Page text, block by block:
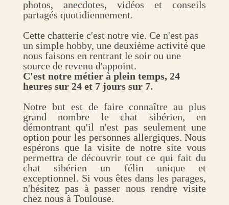
photos, anecdotes, vidéos et conseils
partagés quotidiennement.
Cette chatterie c'est notre vie. Ce n'est pas
un simple hobby, une deuxième activité que
nous faisons en rentrant le soir ou une
source de revenu d'appoint.
C'est notre métier à plein temps, 24
heures sur 24 et 7 jours sur 7.
Notre but est de faire connaître au plus
grand nombre le chat sibérien, en
démontrant qu'il n'est pas seulement une
option pour les personnes allergiques. Nous
espérons que la visite de notre site vous
permettra de découvrir tout ce qui fait du
chat sibérien un félin unique et
exceptionnel. Si vous êtes dans les parages,
n'hésitez pas à passer nous rendre visite
chez nous à Toulouse.